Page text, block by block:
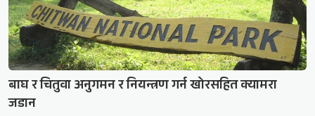
बाघ र चितुवा अनुगमन र नियन्त्रण गर्न खोरसहित क्यामरा
जडान